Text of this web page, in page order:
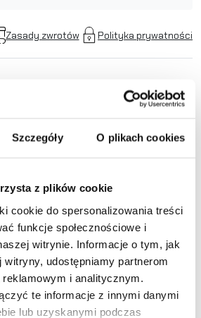
Szczegóły O plikach cookies
z plików cookie
cookie do spersonalizowania treści
funkcje społecznościowe i
witrynie. Informacje o tym, jak
udostępniamy partnerom
i analitycznym.
te informacje z innymi danymi
lub uzyskanymi podczas
Zasady zwrotów Polityka prywatności
Evolution -
9-32V
50 000 godzin
912 gr
6204 Lm